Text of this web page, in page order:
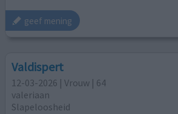
geef mening
Valdispert
12-03-2026 | Vrouw | 64
valeriaan
Slapeloosheid